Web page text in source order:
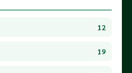
12
19